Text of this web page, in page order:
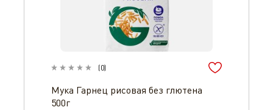
(0)
Мука Гарнец рисовая без глютена
500г